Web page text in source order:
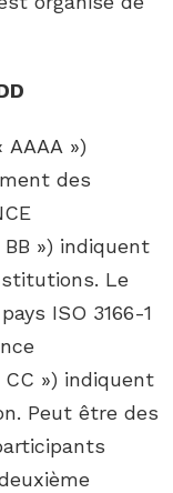
»)
des
») indiquent
Le
ISO 3166-1
») indiquent
Peut être des